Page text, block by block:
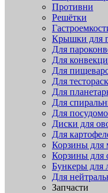
Противни
Решётки
Крышки для
Для
Для
Для
Для
Для
Для
Для
Диски для
Для
Корзины для
Корзины для
Бункеры для
Для
Запчасти